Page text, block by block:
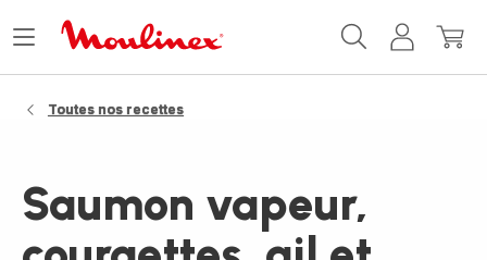
MonMon
Ouvrir
Toutes nos recettes
Saumon vapeur,